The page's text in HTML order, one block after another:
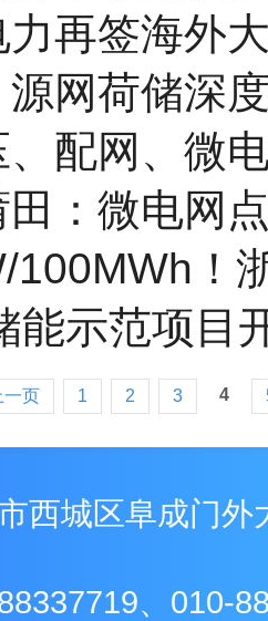
再签海外
网荷储深
配网、微
：微电网
100MWh！
能示范项目
一页 1 2 3 4
西城区阜成门外
、010-